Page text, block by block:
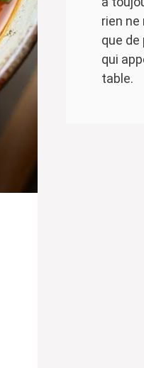
rien ne
que
qui
table.